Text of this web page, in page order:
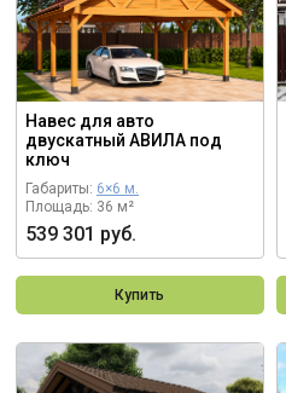
Навес для авто
двускатный АВИЛА под
ключ
Габариты: 6×6 м.
Площадь: 36 м²
539 301 руб.
Купить